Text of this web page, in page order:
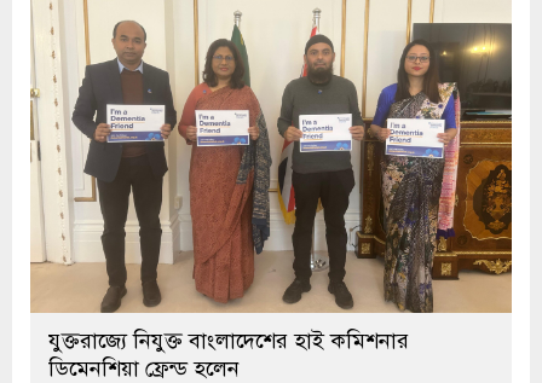
যুক্তরাজ্যে নিযুক্ত বাংলাদেশের হাই কমিশনার
ডিমেনশিয়া ফ্রেন্ড হলেন